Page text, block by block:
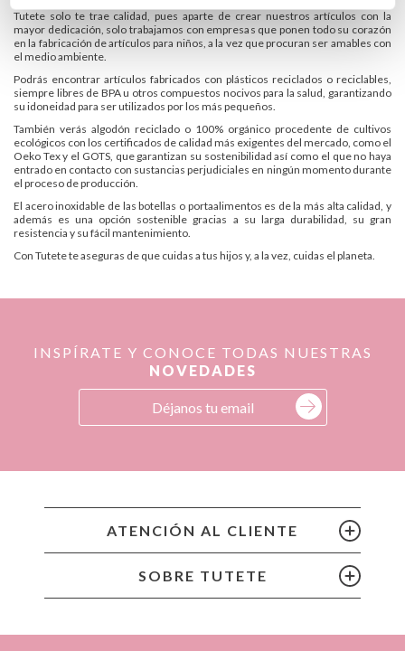
Tutete solo te trae calidad, pues aparte de crear nuestros artículos con la
mayor dedicación, solo trabajamos con empresas que ponen todo su corazón
en la fabricación de artículos para niños, a la vez que procuran ser amables con
el medio ambiente.
Podrás encontrar artículos fabricados con plásticos reciclados o reciclables,
siempre libres de BPA u otros compuestos nocivos para la salud, garantizando
su idoneidad para ser utilizados por los más pequeños.
También verás algodón reciclado o 100% orgánico procedente de cultivos
ecológicos con los certificados de calidad más exigentes del mercado, como el
Oeko Tex y el GOTS, que garantizan su sostenibilidad así como el que no haya
entrado en contacto con sustancias perjudiciales en ningún momento durante
el proceso de producción.
El acero inoxidable de las botellas o portaalimentos es de la más alta calidad, y
además es una opción sostenible gracias a su larga durabilidad, su gran
resistencia y su fácil mantenimiento.
Con Tutete te aseguras de que cuidas a tus hijos y, a la vez, cuidas el planeta.
INSPÍRATE Y CONOCE TODAS NUESTRAS
NOVEDADES
ATENCIÓN AL CLIENTE
SOBRE TUTETE